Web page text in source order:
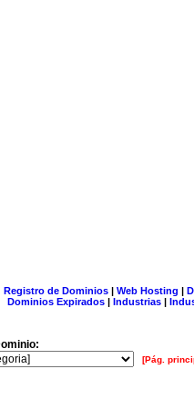
Registro de Dominios| Web Hosting |
Dominios Expirados | Industrias |
[Pág.